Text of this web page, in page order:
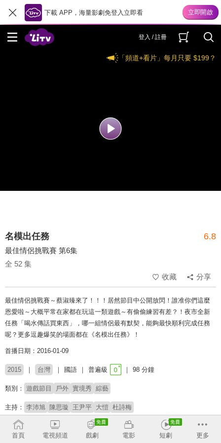
下載 APP，海量影劇免登入立即看
登入 / 註冊
「頻道+看片」每月只要 $199？
名模出任務 6.8
最佳情侶挑戰賽 第6集
全 52 集
收藏
分享
最佳情侶挑戰賽～蔡淑臻來了！！！居然節目中公開放閃！誰准你們這麼
恩愛啦～大概平常在家都在玩這一類遊戲～有偷偷練習有差？！夜市全新
任務「喝水傳話買東西」，哪一組情侶最有默契，能夠最快順利完成任務
呢？更多逗趣爆笑的場面都在《名模出任務》！
首播日期：2016-01-09
2015 台灣 國語 普遍級 98 分鐘
類別： 遊戲節目 戶外 實境秀 綜藝
主持： 李沛旭 陳思璇 王尹平 大愷 杜詩梅
# 遊戲外景
首頁
電視頻道 戲劇 電影 短劇 更多